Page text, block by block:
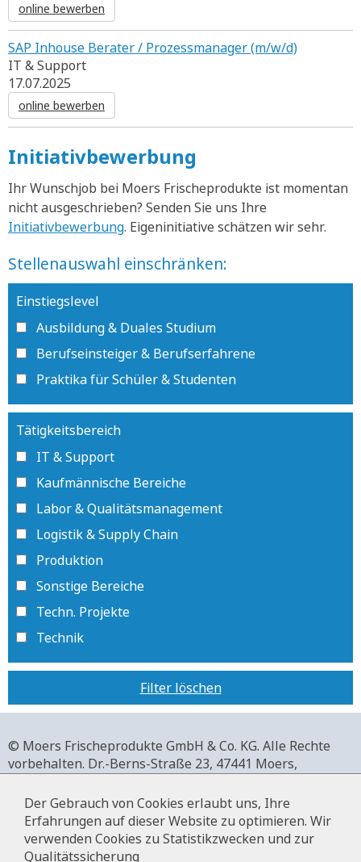
online bewerben
SAP Inhouse Berater / Prozessmanager (m/w/d)
IT & Support
17.07.2025
online bewerben
Initiativbewerbung
Ihr Wunschjob bei Moers Frischeprodukte ist momentan
nicht ausgeschrieben? Senden Sie uns Ihre
Initiativbewerbung. Eigeninitiative schätzen wir sehr.
Stellenauswahl einschränken:
Einstiegslevel
Ausbildung & Duales Studium
Berufseinsteiger & Berufserfahrene
Praktika für Schüler & Studenten
Tätigkeitsbereich
IT & Support
Kaufmännische Bereiche
Labor & Qualitätsmanagement
Logistik & Supply Chain
Produktion
Sonstige Bereiche
Techn. Projekte
Technik
Filter löschen
© Moers Frischeprodukte GmbH & Co. KG. Alle Rechte
vorbehalten. Dr.-Berns-Straße 23, 47441 Moers,
+49 2841 911-0,www.moers-frischeprodukte.de
Der Gebrauch von Cookies erlaubt uns, Ihre
Erfahrungen auf dieser Website zu optimieren. Wir
verwenden Cookies zu Statistikzwecken und zur
Qualitätssicherung